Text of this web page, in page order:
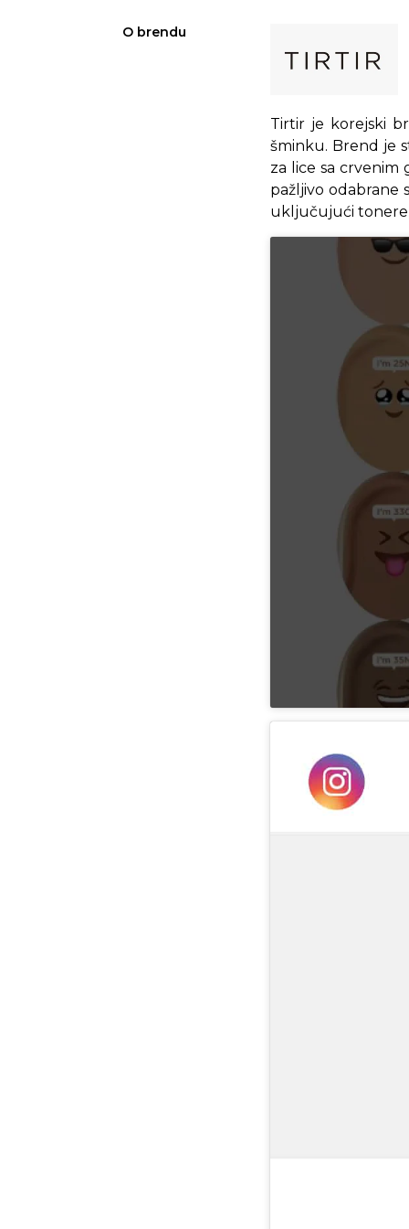
O brendu
Tirtir je korejski
šminku. Brend je
za lice sa crvenim
pažljivo odabrane
uključujući tonere,